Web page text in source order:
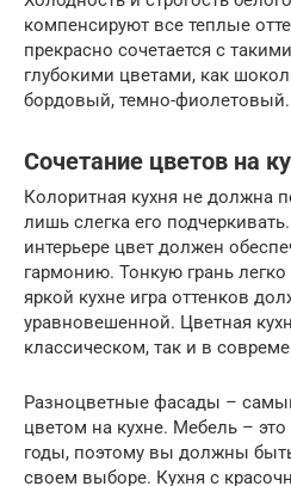
компенсируют все теплые
прекрасно сочетается с
глубокими цветами, как
бордовый, темно-фиолетовый.
Сочетание цветов на
Колоритная кухня не должна
лишь слегка его
интерьере цвет должен
гармонию. Тонкую грань
яркой кухне игра оттенков
уравновешенной. Цветная
классическом, так и в
Разноцветные фасады –
цветом на кухне. Мебель –
годы, поэтому вы должны
своем выборе. Кухня с